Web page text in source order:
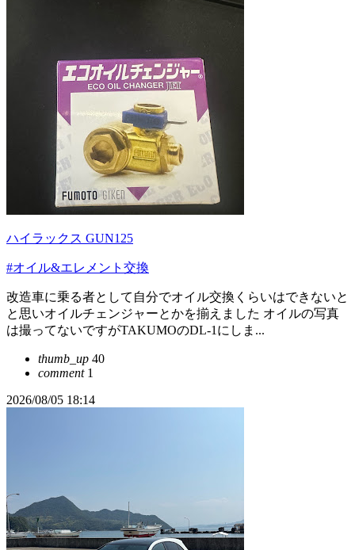
ハイラックス GUN125
#オイル&エレメント交換
改造車に乗る者として自分でオイル交換くらいはできないと
と思いオイルチェンジャーとかを揃えました オイルの写真
は撮ってないですがTAKUMOのDL-1にしま...
thumb_up 40
comment1
2026/08/05 18:14